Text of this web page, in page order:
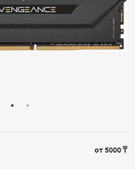
от 5000 ₸